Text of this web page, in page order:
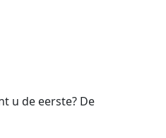
u de eerste? De